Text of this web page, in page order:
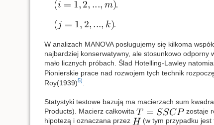
,
.
W analizach MANOVA posługujemy się kilkoma
najbardziej konserwatywny, ale stosunkowo odporny
mało licznych próbach. Ślad Hotelling-Lawley
Pionierskie prace nad rozwojem tych technik
Roy(1939)5)
Statystyki testowe bazują ma macierzach sum
Products). Macierz całkowita
zostaje
hipotezą i oznaczana przez
(w tym przypadku jest